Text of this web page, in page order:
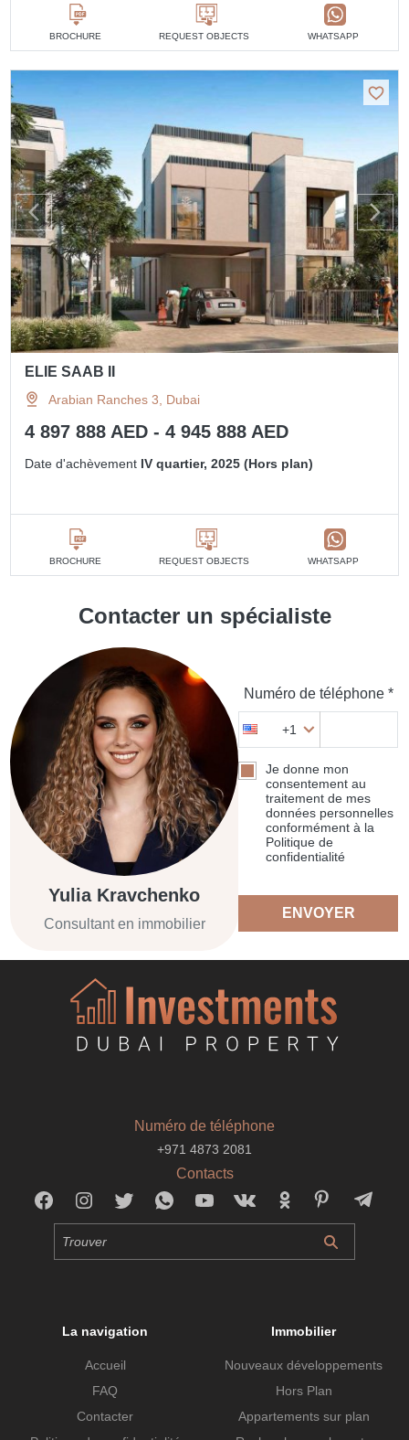
BROCHURE REQUEST OBJECTS WHATSAPP
ELIE SAAB II
Arabian Ranches 3, Dubai
4 897 888 AED - 4 945 888 AED
Date d'achèvement IV quartier, 2025 (Hors plan)
BROCHURE REQUEST OBJECTS WHATSAPP
Contacter un spécialiste
Yulia Kravchenko
Consultant en immobilier
Numéro de téléphone *
+1
Je donne mon
consentement au
traitement de mes
données personnelles
conformément à la
Politique de
confidentialité
ENVOYER
Numéro de téléphone
+971 4873 2081
Contacts
La navigation
Accueil
FAQ
Contacter
Immobilier
Nouveaux développements
Hors Plan
Appartements sur plan